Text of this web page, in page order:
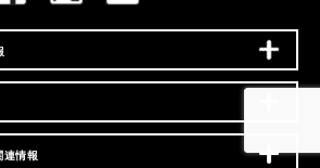
連情報